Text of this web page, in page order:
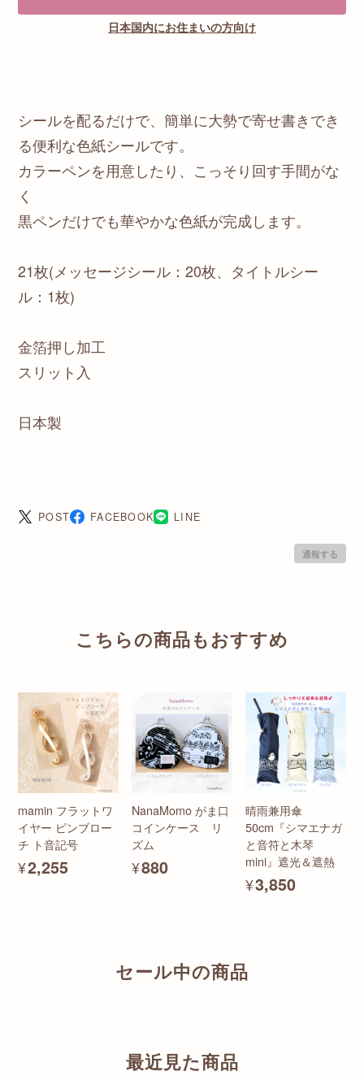
日本国内にお住まいの方向け
シールを配るだけで、簡単に大勢で寄せ書きでき
る便利な色紙シールです。
カラーペンを用意したり、こっそり回す手間がな
く
黒ペンだけでも華やかな色紙が完成します。
21枚(メッセージシール：20枚、タイトルシー
ル：1枚)
金箔押し加工
スリット入
日本製
POST FACEBOOK LINE
通報する
こちらの商品もおすすめ
mamin フラットワ
イヤー ピンブロー
チ ト音記号
¥2,255
NanaMomo がま口
コインケース リ
ズム
¥880
晴雨兼用傘
50cm『シマエナガ
と音符と木琴
mini』遮光＆遮熱
¥3,850
セール中の商品
最近見た商品